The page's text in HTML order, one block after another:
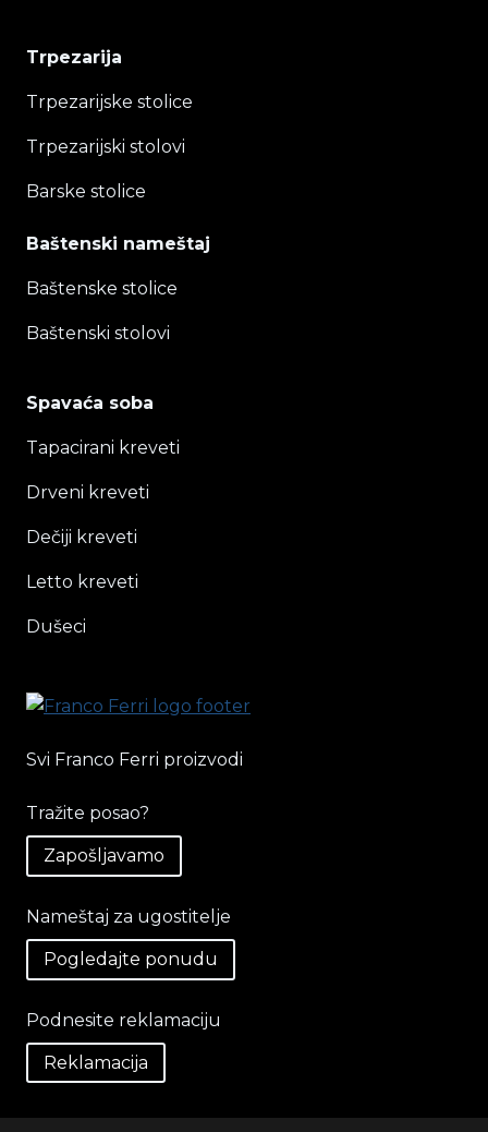
Trpezarija
Trpezarijske stolice
Trpezarijski stolovi
Barske stolice
Baštenski nameštaj
Baštenske stolice
Baštenski stolovi
Spavaća soba
Tapacirani kreveti
Drveni kreveti
Dečiji kreveti
Letto kreveti
Dušeci
Svi Franco Ferri proizvodi
Tražite posao?
Zapošljavamo
Nameštaj za ugostitelje
Pogledajte ponudu
Podnesite reklamaciju
Reklamacija